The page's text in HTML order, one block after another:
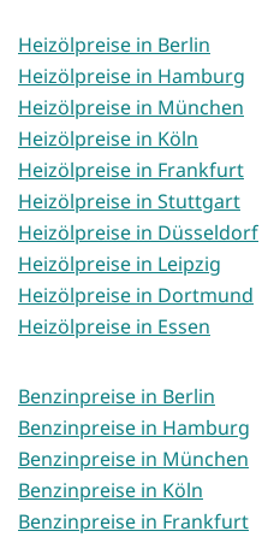
Heizölpreise in Berlin
Heizölpreise in Hamburg
Heizölpreise in München
Heizölpreise in Köln
Heizölpreise in Frankfurt
Heizölpreise in Stuttgart
Heizölpreise in Düsseldorf
Heizölpreise in Leipzig
Heizölpreise in Dortmund
Heizölpreise in Essen
Benzinpreise in Berlin
Benzinpreise in Hamburg
Benzinpreise in München
Benzinpreise in Köln
Benzinpreise in Frankfurt